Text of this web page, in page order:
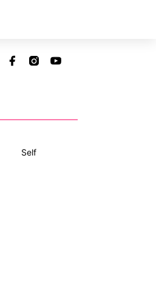
Self